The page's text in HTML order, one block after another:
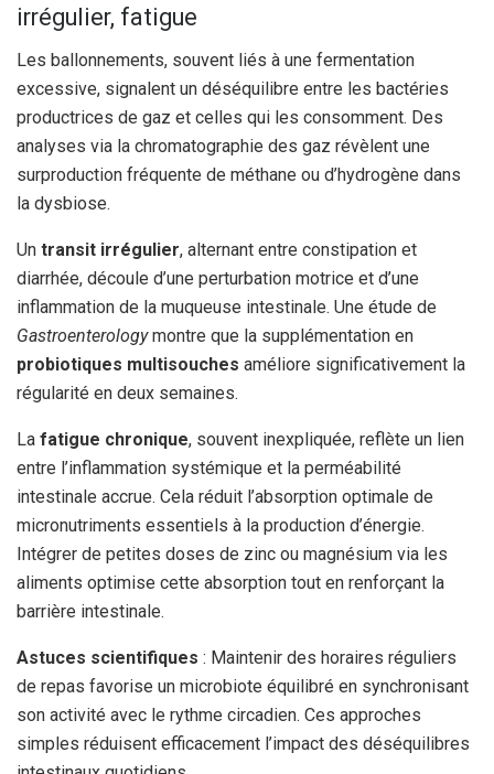
irrégulier, fatigue
Les ballonnements, souvent liés à une fermentation
excessive, signalent un déséquilibre entre les bactéries
productrices de gaz et celles qui les consomment. Des
analyses via la chromatographie des gaz révèlent une
surproduction fréquente de méthane ou d’hydrogène dans
la dysbiose.
Un transit irrégulier, alternant entre constipation et
diarrhée, découle d’une perturbation motrice et d’une
inflammation de la muqueuse intestinale. Une étude de
Gastroenterologymontre que la supplémentation en
probiotiques multisouches améliore significativement la
régularité en deux semaines.
La fatigue chronique, souvent inexpliquée, reflète un lien
entre l’inflammation systémique et la perméabilité
intestinale accrue. Cela réduit l’absorption optimale de
micronutriments essentiels à la production d’énergie.
Intégrer de petites doses de zinc ou magnésium via les
aliments optimise cette absorption tout en renforçant la
barrière intestinale.
Astuces scientifiques : Maintenir des horaires réguliers
de repas favorise un microbiote équilibré en synchronisant
son activité avec le rythme circadien. Ces approches
simples réduisent efficacement l’impact des déséquilibres